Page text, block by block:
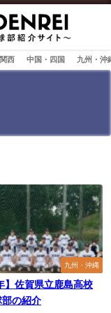
関西 中国・四国 九州・沖
九州・沖縄
】佐賀県立鹿島高校
の紹介